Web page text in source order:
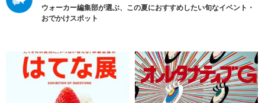
ウォーカー編集部が選ぶ、この夏におすすめしたい旬なイベント・
おでかけスポット